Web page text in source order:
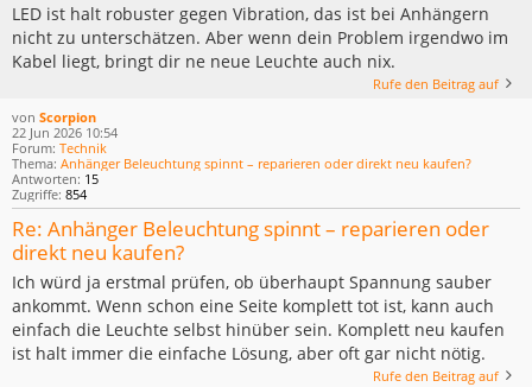
LED ist halt robuster gegen Vibration, das ist bei Anhängern
nicht zu unterschätzen. Aber wenn dein Problem irgendwo im
Kabel liegt, bringt dir ne neue Leuchte auch nix.
Rufe den Beitrag auf
von Scorpion
22 Jun 2026 10:54
Forum: Technik
Thema: Anhänger Beleuchtung spinnt – reparieren oder direkt neu kaufen?
Antworten: 15
Zugriffe: 854
Re: Anhänger Beleuchtung spinnt – reparieren oder
direkt neu kaufen?
Ich würd ja erstmal prüfen, ob überhaupt Spannung sauber
ankommt. Wenn schon eine Seite komplett tot ist, kann auch
einfach die Leuchte selbst hinüber sein. Komplett neu kaufen
ist halt immer die einfache Lösung, aber oft gar nicht nötig.
Rufe den Beitrag auf